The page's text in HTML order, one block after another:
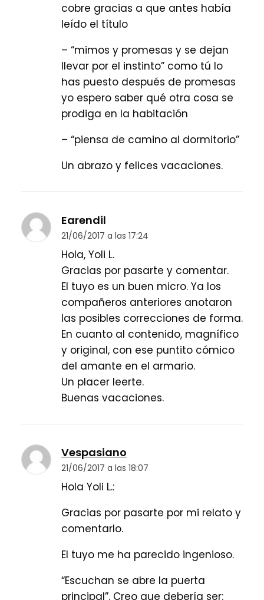
cobre gracias a que antes había
leído el título
– “mimos y promesas y se dejan
llevar por el instinto” como tú lo
has puesto después de promesas
yo espero saber qué otra cosa se
prodiga en la habitación
– “piensa de camino al dormitorio”
Un abrazo y felices vacaciones.
Earendil
21/06/2017 a las 17:24
Hola, Yoli L.
Gracias por pasarte y comentar.
El tuyo es un buen micro. Ya los
compañeros anteriores anotaron
las posibles correcciones de forma.
En cuanto al contenido, magnífico
y original, con ese puntito cómico
del amante en el armario.
Un placer leerte.
Buenas vacaciones.
Vespasiano
21/06/2017 a las 18:07
Hola Yoli L.:
Gracias por pasarte por mi relato y
comentarlo.
El tuyo me ha parecido ingenioso.
“Escuchan se abre la puerta
principal”. Creo que debería ser: